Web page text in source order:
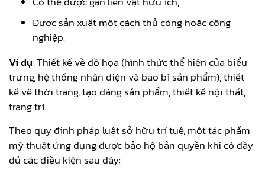
Được sản xuất một cách thủ công hoặc công
nghiệp.
Ví dụ: Thiết kế về đồ họa (hình thức thể hiện của biểu
trưng, hệ thống nhận diện và bao bì sản phẩm), thiết
kế về thời trang, tạo dáng sản phẩm, thiết kế nội thất,
trang trí.
Theo quy định pháp luật sở hữu trí tuệ, một tác phẩm
mỹ thuật ứng dụng được bảo hộ bản quyền khi có đầy
đủ các điều kiện sau đây: